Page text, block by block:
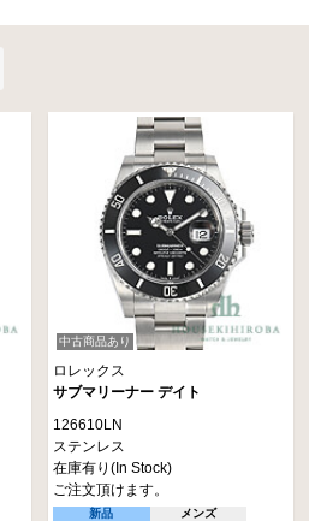
」、高級感あふれるホワイトゴー
ーノンデイト「124060」の全8モデルがラ
に強くて光沢が美しいセラミック素材のベ
状のブレスレットが組み合わされ高級感が
能を実現したオイスターケースには、70時
た新世代の高精度ムーブメント「3235」
グとパラフレックス ショック・アブソー
プして、クロノメーター認定を取得してい
ロフェッショナルダイバーズウォッチ『サ
ビジネスまで、あらゆるシーンで季節を問
、宝石広場では全ブランド全ての高級時計
中古商品あり
ロレックス
サブマリーナー デイト
126610LN
ステンレス
在庫有り(In Stock)
ご注文頂けます。
新品 メンズ